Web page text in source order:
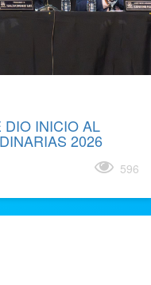
DIO INICIO AL
2026
596